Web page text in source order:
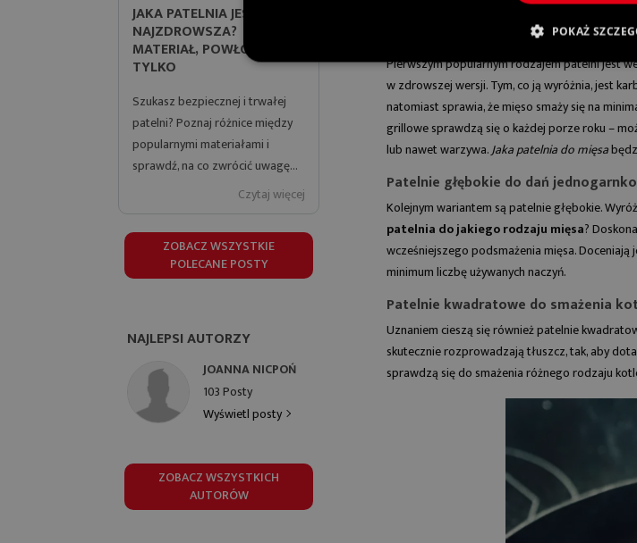
JAKA PATELNIA JEST
NAJZDROWSZA?
MATERIAŁ, POWŁOKA I NIE
TYLKO
Szukasz bezpiecznej i trwałej
patelni? Poznaj różnice między
popularnymi materiałami i
sprawdź, na co zwrócić uwagę...
Czytaj więcej
NOWĄ PATELNIĘ?
Sprawdź, czym jest tytan i
dlaczego patelnie z powłoką
tytanową są cenione za trwałość,
Czytaj więcej
KUCHENNYCH
Dobrze
ułatwiają
precyzyjne
składników.
ZOBACZ WSZYSTKIE
POLECANE POSTY
NAJLEPSI AUTORZY
JOANNA NICPOŃ
103 Posty
Wyświetl posty
ZOBACZ WSZYSTKICH
AUTORÓW
Jaka patelnia do mięsa będzie
Pierwszym popularnym rodzajem patelni jest
w zdrowszej wersji. Tym, co ją wyróżnia, jest
natomiast sprawia, że mięso smaży się na
grillowesprawdzą się o każdej porze roku –
lub nawet warzywa.Jaka patelnia do mięsa
Patelnie głębokie do dań
Kolejnym wariantem sąpatelniegłębokie.
patelnia do jakiego rodzaju mięsa?
wcześniejszego podsmażenia mięsa.
minimum liczbę używanych naczyń.
Patelnie kwadratowe do smażenia
Uznaniem cieszą się równieżpatelnie
skutecznie rozprowadzają tłuszcz, tak, aby
sprawdzą się do smażenia różnego rodzaju
POKAŻ